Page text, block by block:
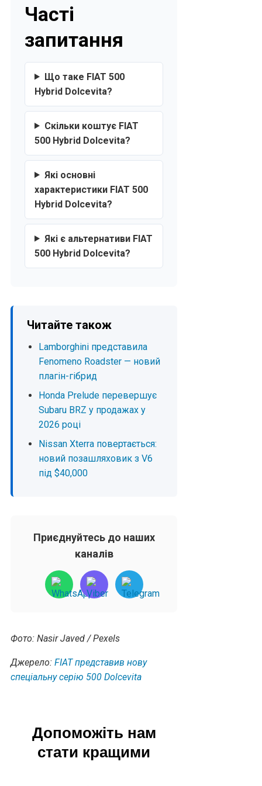
Часті
запитання
Що таке FIAT 500
Hybrid Dolcevita?
Скільки коштує FIAT
500 Hybrid Dolcevita?
Які основні
характеристики FIAT 500
Hybrid Dolcevita?
Які є альтернативи FIAT
500 Hybrid Dolcevita?
Читайте також
Lamborghini представила
Fenomeno Roadster — новий
плагін-гібрид
Honda Prelude перевершує
Subaru BRZ у продажах у
2026 році
Nissan Xterra повертається:
новий позашляховик з V6
під $40,000
Приєднуйтесь до наших
каналів
Фото: Nasir Javed / Pexels
Джерело: FIAT представив нову
спеціальну серію 500 Dolcevita
Допоможіть нам
стати кращими